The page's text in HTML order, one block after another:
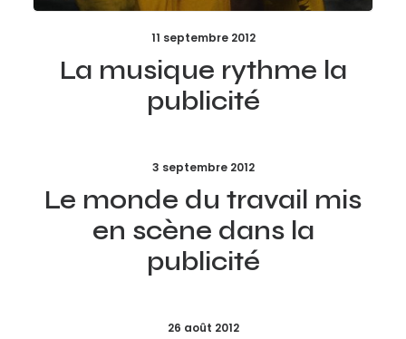
11 septembre 2012
La musique rythme la
publicité
3 septembre 2012
Le monde du travail mis
en scène dans la
publicité
26 août 2012